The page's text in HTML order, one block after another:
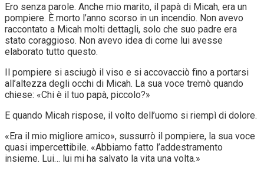
Ero senza parole. Anche mio marito, il papà di Micah, era un
pompiere. È morto l’anno scorso in un incendio. Non avevo
raccontato a Micah molti dettagli, solo che suo padre era
stato coraggioso. Non avevo idea di come lui avesse
elaborato tutto questo.
Il pompiere si asciugò il viso e si accovacciò fino a portarsi
all’altezza degli occhi di Micah. La sua voce tremò quando
chiese: «Chi è il tuo papà, piccolo?»
E quando Micah rispose, il volto dell’uomo si riempì di dolore.
«Era il mio migliore amico», sussurrò il pompiere, la sua voce
quasi impercettibile. «Abbiamo fatto l’addestramento
insieme. Lui… lui mi ha salvato la vita una volta.»